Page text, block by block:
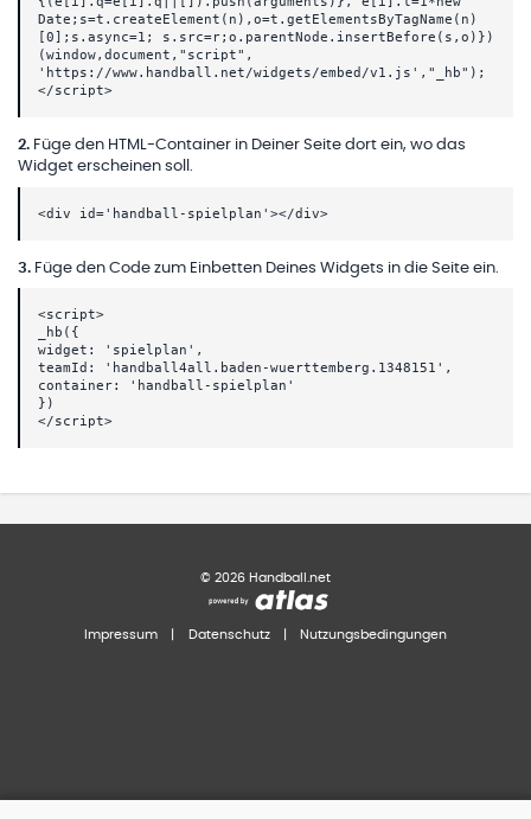
Date;s=t.createElement(n),o=t.getElementsByTagName(n)
[0];s.async=1; s.src=r;o.parentNode.insertBefore(s,o)})
(window,document,"script",
'https://www.handball.net/widgets/embed/v1.js',"_hb");
</script>
2. Füge den HTML-Container in Deiner Seite dort ein, wo das
Widget erscheinen soll.
<div id='handball-spielplan'></div>
3. Füge den Code zum Einbetten Deines Widgets in die Seite ein.
<script>
_hb({
widget: 'spielplan',
teamId: 'handball4all.baden-wuerttemberg.1348151',
container: 'handball-spielplan'
})
</script>
© 2026 Handball.net
Impressum Datenschutz Nutzungsbedingungen